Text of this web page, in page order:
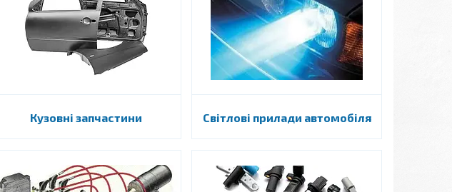
Кузовні запчастини Світлові прилади автомобіля